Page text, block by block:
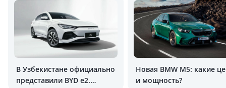
В Узбекистане официально
представили BYD e2.
Новая BMW M5: какие
и мощность?